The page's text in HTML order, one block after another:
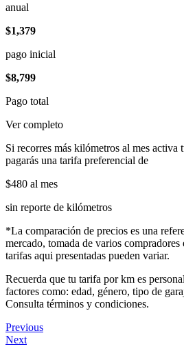
anual
$1,379
pago inicial
$8,799
Pago total
Ver completo
Si recorres más kilómetros al mes activa
pagarás una tarifa preferencial de
$480 al mes
sin reporte de kilómetros
*La comparación de precios es una
mercado, tomada de varios
tarifas aqui presentadas pueden variar.
Recuerda que tu tarifa por km es
factores como: edad, género, tipo de
Consulta términos y condiciones.
Previous
Next